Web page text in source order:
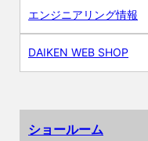
エンジニアリング情報
DAIKEN WEB SHOP
ショールーム